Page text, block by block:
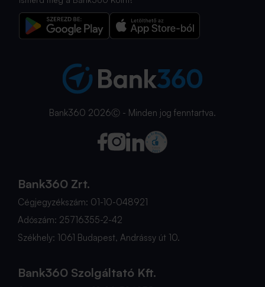
Bank360 2026Ⓒ - Minden jog fenntartva.
Bank360 Zrt.
Cégjegyzékszám: 01-10-048921
Adószám: 25716355-2-42
Székhely: 1061 Budapest, Andrássy út 10.
Bank360 Szolgáltató Kft.